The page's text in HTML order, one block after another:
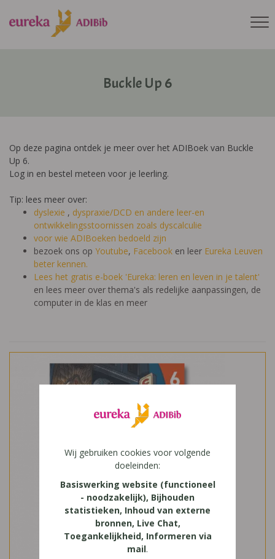
Buckle Up 6
Op deze pagina ontdek je meer over het ADIBoek van Buckle
Up 6.
Log in en bestel meteen voor je leerling.
Tip: lees meer over:
dyslexie , dyspraxie/DCD en andere leer-en
ontwikkelingsstoornissen zoals dyscalculie
voor wie ADIBoeken bedoeld zijn
bezoek ons op Youtube, Facebook en leer Eureka Leuven
beter kennen.
Lees het gratis e-boek 'Eureka: leren en leven in je talent'
en lees meer over thema's als redelijke aanpassingen, de
computer in de klas en meer
Wij gebruiken cookies voor volgende
doeleinden:
Basiswerking website (functioneel
- noodzakelijk), Bijhouden
statistieken, Inhoud van externe
bronnen, Live Chat,
Toegankelijkheid, Informeren via
mail.